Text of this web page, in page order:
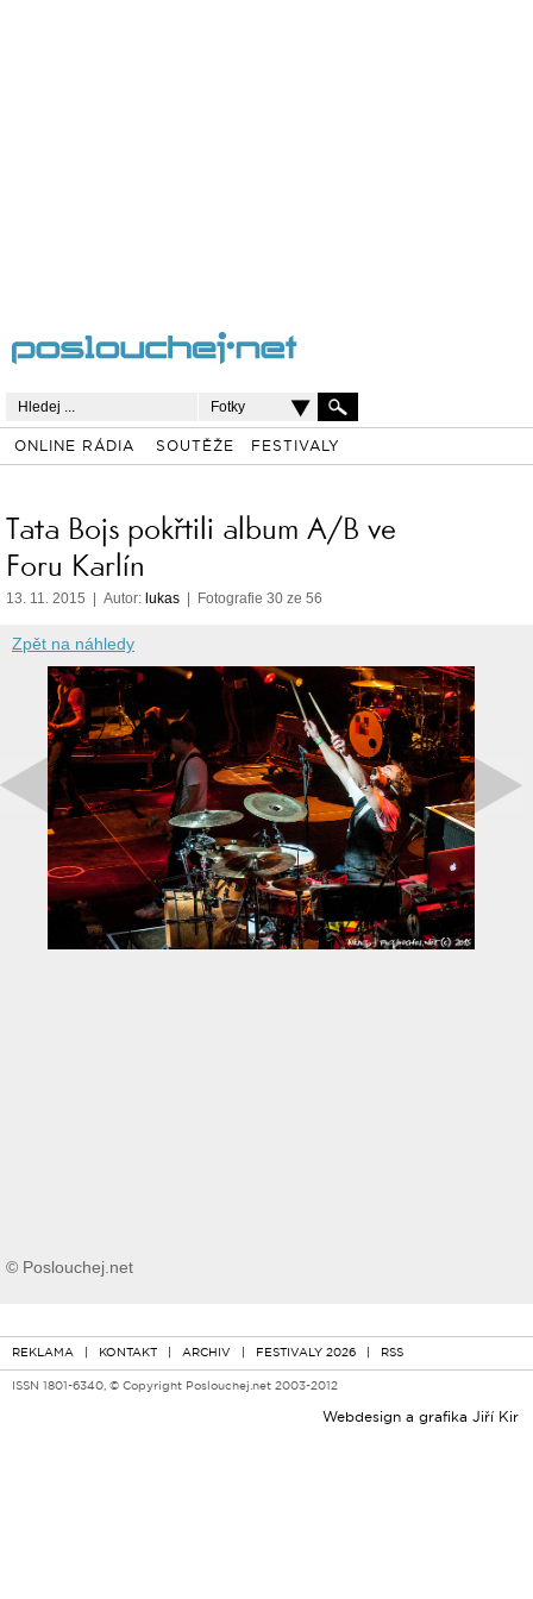
Fotky
ONLINE RÁDIA SOUTĚŽE FESTIVALY
Tata Bojs pokřtili album A/B ve
Foru Karlín
13. 11. 2015 | Autor: lukas | Fotografie 30 ze 56
Zpět na náhledy
© Poslouchej.net
REKLAMA | KONTAKT | ARCHIV | FESTIVALY 2026 | RSS
ISSN 1801-6340, © Copyright Poslouchej.net 2003-2012
Webdesign a grafika Jiří Kir